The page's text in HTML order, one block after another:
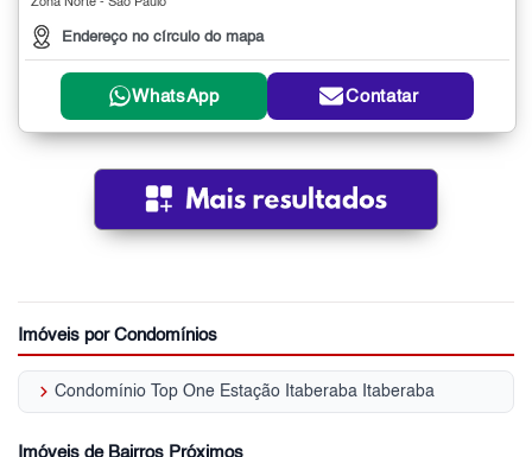
Zona Norte - São Paulo
Endereço no círculo do mapa
WhatsApp Contatar
Imóveis por Condomínios
keyboard_arrow_right Condomínio Top One Estação Itaberaba Itaberaba
Imóveis de Bairros Próximos